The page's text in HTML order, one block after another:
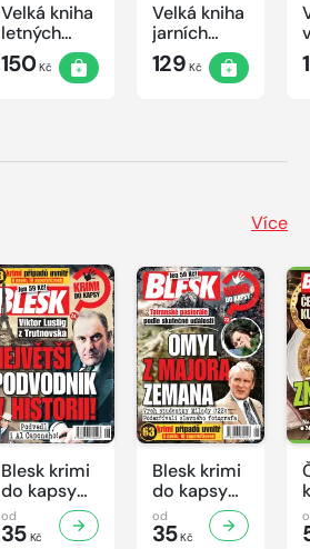
Velká kniha
letných
krížoviek s
TV JOJ
150Kč
Velká kniha
jarních
křížovek
2026
129 Kč
Více
Blesk krimi
do kapsy
č.6/2026
od
35Kč
Blesk krimi
do kapsy
č.5/2026
od
35Kč